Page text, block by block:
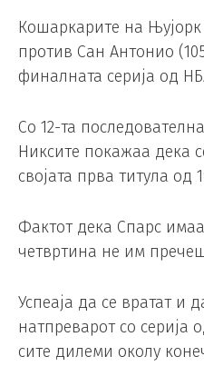
Кошаркарите на Њујорк
против Сан Антонио
финалната серија од
Со 12-та
Никсите покажаа дека
својата прва титула од
Фактот дека Спарс имаа
четвртина не им
Успеаја да се вратат и
натпреварот со серија
сите дилеми околу